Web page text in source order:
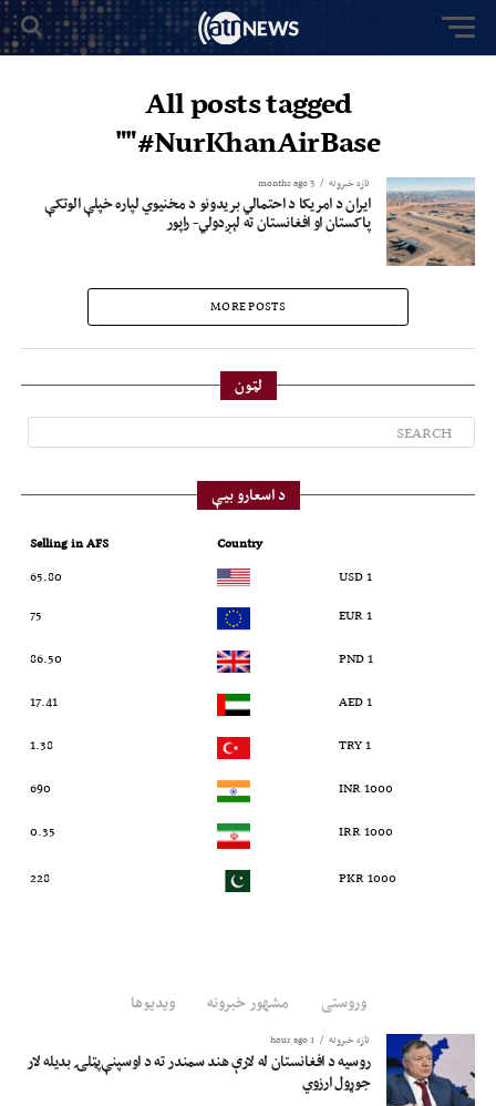
All posts tagged
"#NurKhanAirBase"
تازه خبرونه 3 months ago
ایران د امریکا د احتمالي بریدونو د مخنیوي لپاره خپلې الوتکې
پاکستان او افغانستان ته لېږدولي- راپور
MORE POSTS
لټون
د اسعارو بیې
Country
Selling in AFS
1 USD
65.80
1 EUR
75
1 PND
86.50
1 AED
17.41
1 TRY
1.38
1000 INR
690
1000 IRR
0.35
1000 PKR
228
وروستی مشهور خبرونه ویدیوها
تازه خبرونه 1 hour ago
روسیه د افغانستان له لارې هند سمندر ته د اوسپنې‌پټلۍ بدیله لار
جوړول ارزوي